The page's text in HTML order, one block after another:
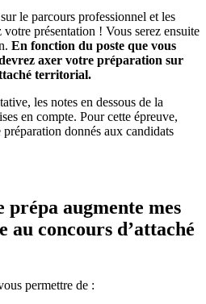
le parcours professionnel et les
présentation ! Vous serez ensuite
En fonction du poste que vous
axer votre préparation sur
territorial.
les notes en dessous de la
en compte. Pour cette épreuve,
donnés aux candidats
prépa augmente mes
au concours d’attaché
permettre de :